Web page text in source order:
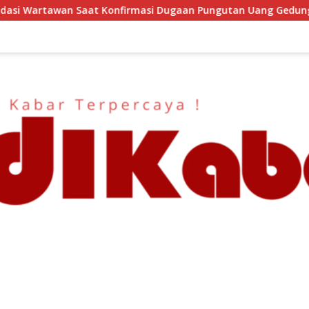
Dugaan Pungutan Uang Gedung, Anggota Komite SMAN